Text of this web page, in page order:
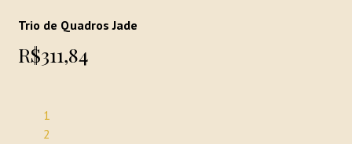
Trio de Quadros Jade
R$311,84
1
2